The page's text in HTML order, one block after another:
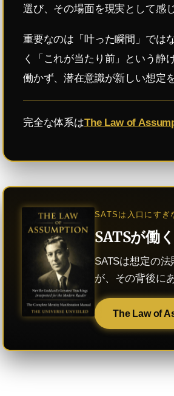
選び、その場面を現実として感
重要なのは「叶った瞬間」では
く「これが当たり前」という静
働かず、潜在意識が新しい想定
完全な体系はThe Law of
SATSは入口にすぎ
SATSが働
SATSは想定の法
が、その背後に
The Law of